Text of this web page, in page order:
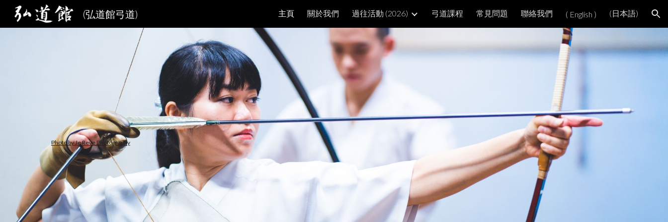
Skip to main content Skip to navigation
(弘道館弓道) 主頁 關於我們 過往活動 (2026) 弓道課程 常見問題 聯絡我們 ( English ) (日本語)
Photo by Je Reve Photography